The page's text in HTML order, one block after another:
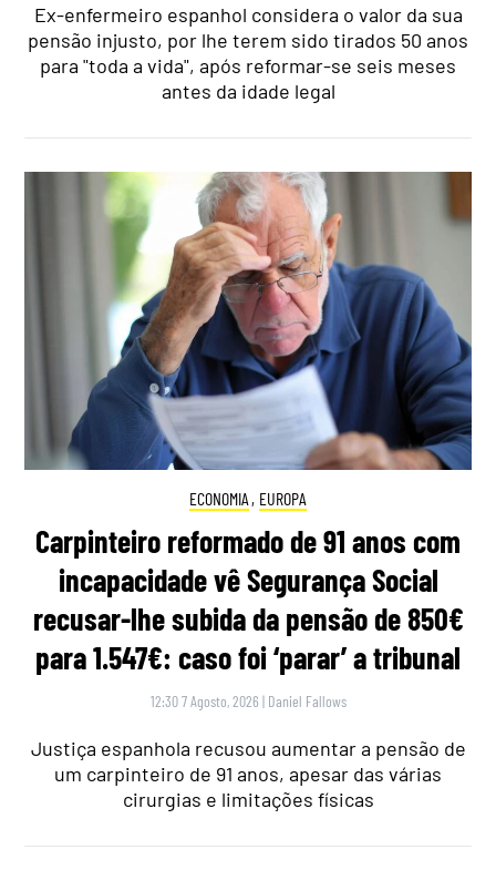
Ex-enfermeiro espanhol considera o valor da sua
pensão injusto, por lhe terem sido tirados 50 anos
para "toda a vida", após reformar-se seis meses
antes da idade legal
ECONOMIA , EUROPA
Carpinteiro reformado de 91 anos com
incapacidade vê Segurança Social
recusar-lhe subida da pensão de 850€
para 1.547€: caso foi ‘parar’ a tribunal
12:30 7 Agosto, 2026 | Daniel Fallows
Justiça espanhola recusou aumentar a pensão de
um carpinteiro de 91 anos, apesar das várias
cirurgias e limitações físicas